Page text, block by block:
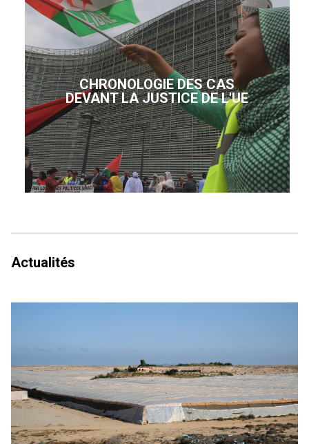
CHRONOLOGIE DES CAS
DEVANT LA JUSTICE DE L'UE
Actualités